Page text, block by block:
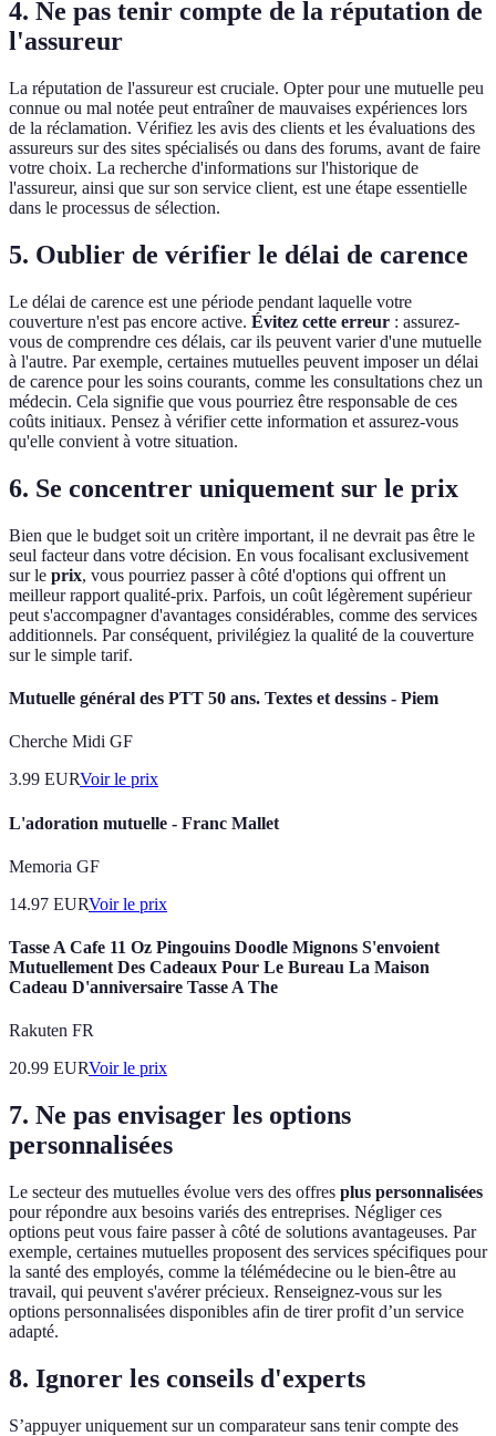
4. Ne pas tenir compte de la réputation de
l'assureur
La réputation de l'assureur est cruciale. Opter pour une mutuelle peu
connue ou mal notée peut entraîner de mauvaises expériences lors
de la réclamation. Vérifiez les avis des clients et les évaluations des
assureurs sur des sites spécialisés ou dans des forums, avant de faire
votre choix. La recherche d'informations sur l'historique de
l'assureur, ainsi que sur son service client, est une étape essentielle
dans le processus de sélection.
5. Oublier de vérifier le délai de carence
Le délai de carence est une période pendant laquelle votre
couverture n'est pas encore active. Évitez cette erreur : assurez-
vous de comprendre ces délais, car ils peuvent varier d'une mutuelle
à l'autre. Par exemple, certaines mutuelles peuvent imposer un délai
de carence pour les soins courants, comme les consultations chez un
médecin. Cela signifie que vous pourriez être responsable de ces
coûts initiaux. Pensez à vérifier cette information et assurez-vous
qu'elle convient à votre situation.
6. Se concentrer uniquement sur le prix
Bien que le budget soit un critère important, il ne devrait pas être le
seul facteur dans votre décision. En vous focalisant exclusivement
sur le prix, vous pourriez passer à côté d'options qui offrent un
meilleur rapport qualité-prix. Parfois, un coût légèrement supérieur
peut s'accompagner d'avantages considérables, comme des services
additionnels. Par conséquent, privilégiez la qualité de la couverture
sur le simple tarif.
Mutuelle général des PTT 50 ans. Textes et dessins - Piem
Cherche Midi GF
3.99 EURVoir le prix
L'adoration mutuelle - Franc Mallet
Memoria GF
14.97 EURVoir le prix
Tasse A Cafe 11 Oz Pingouins Doodle Mignons S'envoient
Mutuellement Des Cadeaux Pour Le Bureau La Maison
Cadeau D'anniversaire Tasse A The
Rakuten FR
20.99 EURVoir le prix
7. Ne pas envisager les options
personnalisées
Le secteur des mutuelles évolue vers des offres plus personnalisées
pour répondre aux besoins variés des entreprises. Négliger ces
options peut vous faire passer à côté de solutions avantageuses. Par
exemple, certaines mutuelles proposent des services spécifiques pour
la santé des employés, comme la télémédecine ou le bien-être au
travail, qui peuvent s'avérer précieux. Renseignez-vous sur les
options personnalisées disponibles afin de tirer profit d’un service
adapté.
8. Ignorer les conseils d'experts
S’appuyer uniquement sur un comparateur sans tenir compte des